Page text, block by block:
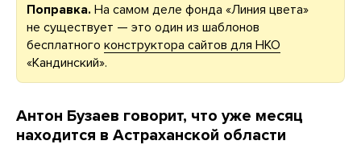
Поправка. На самом деле фонда «Линия цвета»
не существует — это один из шаблонов
бесплатного конструктора сайтов для НКО
«Кандинский».
Антон Бузаев говорит, что уже месяц
находится в Астраханской области